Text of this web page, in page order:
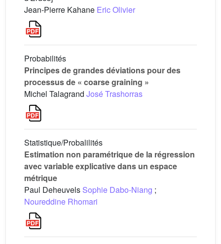
Jean-Pierre Kahane Eric Olivier
Probabilités
Principes de grandes déviations pour des
processus de « coarse graining »
Michel Talagrand José Trashorras
Statistique/Probalilités
Estimation non paramétrique de la régression
avec variable explicative dans un espace
métrique
Paul Deheuvels Sophie Dabo-Niang ;
Noureddine Rhomari